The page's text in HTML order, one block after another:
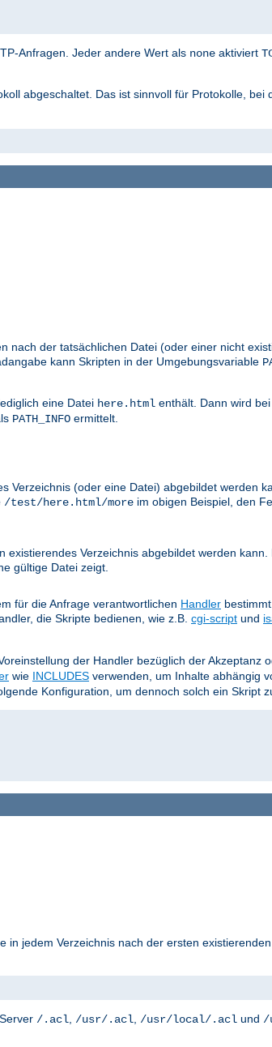
Anfragen. Jeder andere Wert als none aktiviert
abgeschaltet. Das ist sinnvoll für Protokolle, bei
nach der tatsächlichen Datei (oder einer nicht
kann Skripten in der Umgebungsvariable
eine Datei here.html enthält. Dann wird
PATH_INFO ermittelt.
Verzeichnis (oder eine Datei) abgebildet werden
/test/here.html/more im obigen Beispiel, den
Verzeichnis abgebildet werden kann.
gültige Datei zeigt.
für die Anfrage verantwortlichen Handler
die Skripte bedienen, wie z.B. cgi-script und
der Handler bezüglich der Akzeptanz
wie INCLUDES verwenden, um Inhalte abhängig
Konfiguration, um dennoch solch ein Skript
jedem Verzeichnis nach der ersten
/.acl, /usr/.acl, /usr/local/.acl und /